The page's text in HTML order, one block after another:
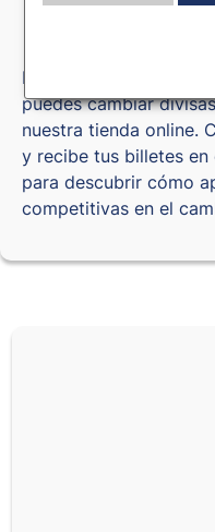
Eurochange, tu casa
puedes cambiar
nuestra tienda online.
y recibe tus billetes en
para descubrir cómo
competitivas en el